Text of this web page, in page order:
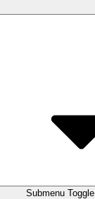
Submenu Toggle